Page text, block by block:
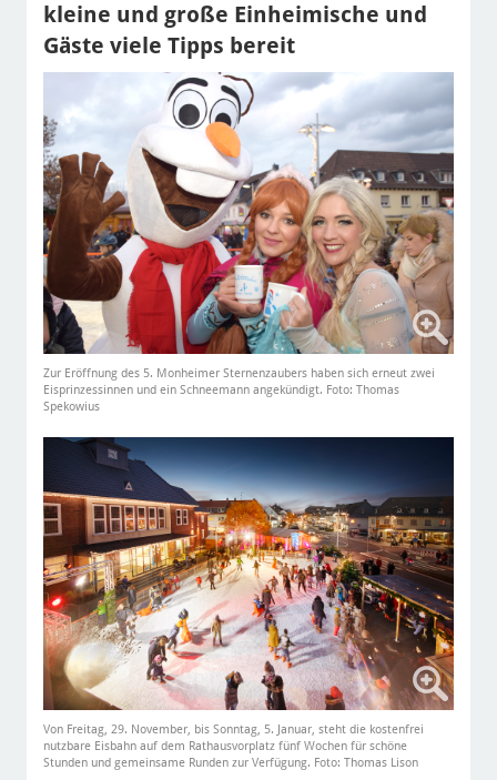
kleine und große Einheimische und
Gäste viele Tipps bereit
Zur Eröffnung des 5. Monheimer Sternenzaubers haben sich erneut zwei
Eisprinzessinnen und ein Schneemann angekündigt. Foto: Thomas
Spekowius
Von Freitag, 29. November, bis Sonntag, 5. Januar, steht die kostenfrei
nutzbare Eisbahn auf dem Rathausvorplatz fünf Wochen für schöne
Stunden und gemeinsame Runden zur Verfügung. Foto: Thomas Lison